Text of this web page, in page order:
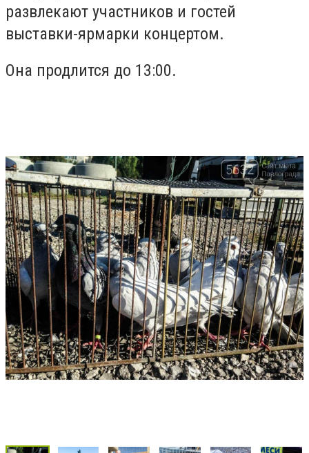
развлекают участников и гостей
выставки-ярмарки концертом.
Она продлится до 13:00.